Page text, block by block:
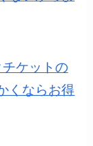
ケットの
くならお得